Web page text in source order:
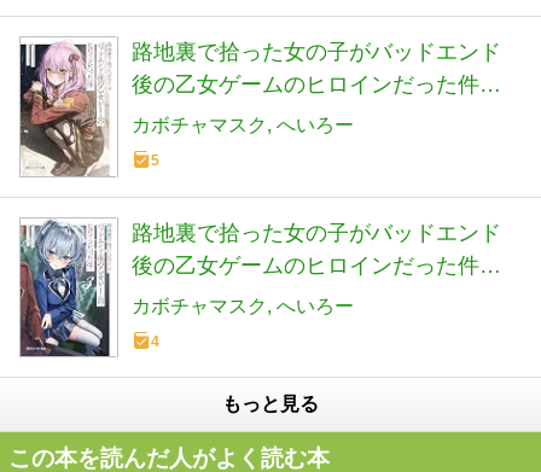
路地裏で拾った女の子がバッドエンド
後の乙女ゲームのヒロインだった件
【電子特別版】 (角川スニーカー文庫)
カボチャマスク へいろー
5
路地裏で拾った女の子がバッドエンド
後の乙女ゲームのヒロインだった件３
【電子特別版】 (角川スニーカー文庫)
カボチャマスク へいろー
4
もっと見る
この本を読んだ人がよく読む本